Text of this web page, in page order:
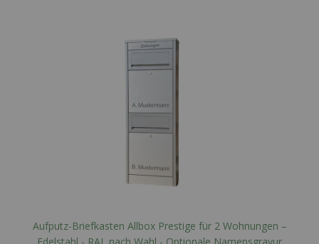
Aufputz-Briefkasten Allbox Prestige für 2 Wohnungen –
Edelstahl - RAL nach Wahl - Optionale Namensgravur